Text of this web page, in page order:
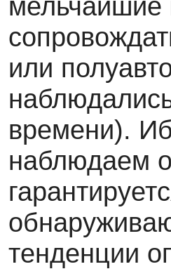
или
времени).
наблюдаем
тенденции